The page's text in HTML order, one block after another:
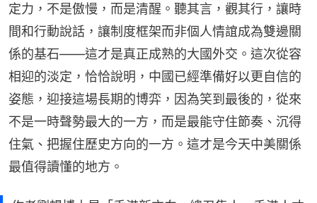
定力，不是傲慢，而是清醒。聽其言，觀其行，讓時
間和行動說話，讓制度框架而非個人情誼成為雙邊關
係的基石——這才是真正成熟的大國外交。這次從容
相迎的淡定，恰恰說明，中國已經準備好以更自信的
姿態，迎接這場長期的博弈，因為笑到最後的，從來
不是一時聲勢最大的一方，而是最能守住節奏、沉得
住氣、把握住歷史方向的一方。這才是今天中美關係
最值得讀懂的地方。